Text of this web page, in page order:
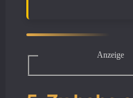
Anzeige